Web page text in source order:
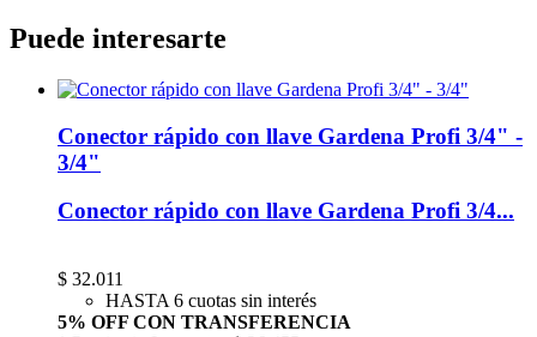
Puede interesarte
Conector rápido con llave Gardena Profi 3/4" -
3/4"
Conector rápido con llave Gardena Profi 3/4...
$ 32.011
HASTA 6 cuotas sin interés
5% OFF CON TRANSFERENCIA